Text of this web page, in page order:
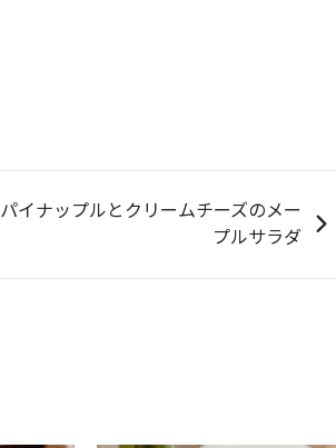
パイナップルとクリームチーズのメー
プルサラダ